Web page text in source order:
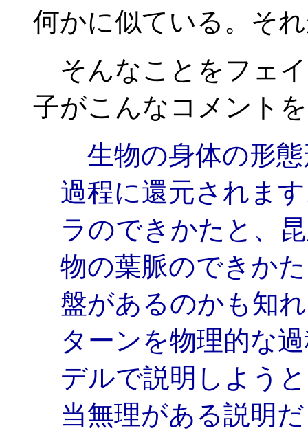
何かに似ている。そ
そんなことをフェ
子がこんなコメント
生物の身体の形態
過程に還元されま
ラのできかたと、
物の葉脈のできか
盤があるのかも知
ターンを物理的な
デルで説明しよう
当無理がある説明